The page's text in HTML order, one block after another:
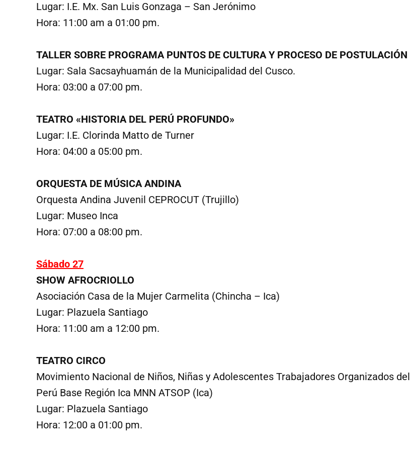
Lugar: I.E. Mx. San Luis Gonzaga – San Jerónimo
Hora: 11:00 am a 01:00 pm.
TALLER SOBRE PROGRAMA PUNTOS DE CULTURA Y PROCESO DE POSTULACIÓN
Lugar: Sala Sacsayhuamán de la Municipalidad del Cusco.
Hora: 03:00 a 07:00 pm.
TEATRO «HISTORIA DEL PERÚ PROFUNDO»
Lugar: I.E. Clorinda Matto de Turner
Hora: 04:00 a 05:00 pm.
ORQUESTA DE MÚSICA ANDINA
Orquesta Andina Juvenil CEPROCUT (Trujillo)
Lugar: Museo Inca
Hora: 07:00 a 08:00 pm.
Sábado 27
SHOW AFROCRIOLLO
Asociación Casa de la Mujer Carmelita (Chincha – Ica)
Lugar: Plazuela Santiago
Hora: 11:00 am a 12:00 pm.
TEATRO CIRCO
Movimiento Nacional de Niños, Niñas y Adolescentes Trabajadores Organizados del
Perú Base Región Ica MNN ATSOP (Ica)
Lugar: Plazuela Santiago
Hora: 12:00 a 01:00 pm.